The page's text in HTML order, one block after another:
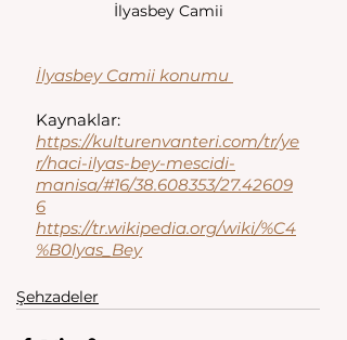
İlyasbey Camii
İlyasbey Camii konumu
Kaynaklar:
https://kulturenvanteri.com/tr/ye
r/haci-ilyas-bey-mescidi-
manisa/#16/38.608353/27.42609
6
https://tr.wikipedia.org/wiki/%C4
%B0lyas_Bey
Şehzadeler